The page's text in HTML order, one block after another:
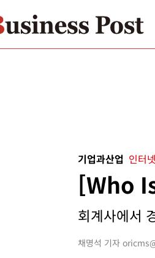
기업과산업 인터
[Who
회계사에서
채명석 기자